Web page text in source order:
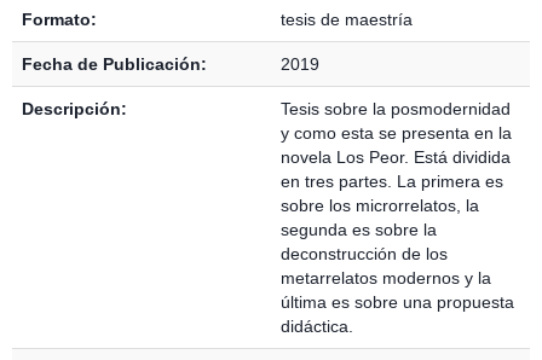
Formato: tesis de maestría
Fecha de Publicación: 2019
Descripción:
Tesis sobre la posmodernidad
y como esta se presenta en la
novela Los Peor. Está dividida
en tres partes. La primera es
sobre los microrrelatos, la
segunda es sobre la
deconstrucción de los
metarrelatos modernos y la
última es sobre una propuesta
didáctica.